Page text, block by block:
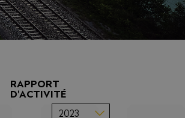
RAPPORT
D'ACTIVITÉ